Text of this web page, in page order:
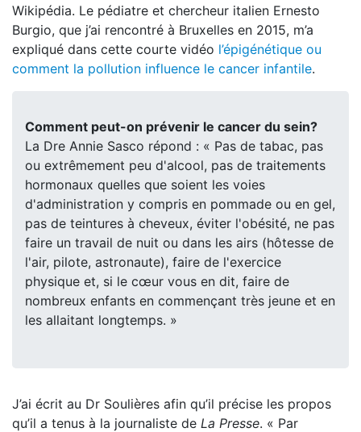
Wikipédia. Le pédiatre et chercheur italien Ernesto
Burgio, que j’ai rencontré à Bruxelles en 2015, m’a
expliqué dans cette courte vidéo l’épigénétique ou
comment la pollution influence le cancer infantile.
Comment peut-on prévenir le cancer du sein?
La Dre Annie Sasco répond : « Pas de tabac, pas
ou extrêmement peu d'alcool, pas de traitements
hormonaux quelles que soient les voies
d'administration y compris en pommade ou en gel,
pas de teintures à cheveux, éviter l'obésité, ne pas
faire un travail de nuit ou dans les airs (hôtesse de
l'air, pilote, astronaute), faire de l'exercice
physique et, si le cœur vous en dit, faire de
nombreux enfants en commençant très jeune et en
les allaitant longtemps. »
J’ai écrit au Dr Soulières afin qu’il précise les propos
qu’il a tenus à la journaliste de La Presse. « Par